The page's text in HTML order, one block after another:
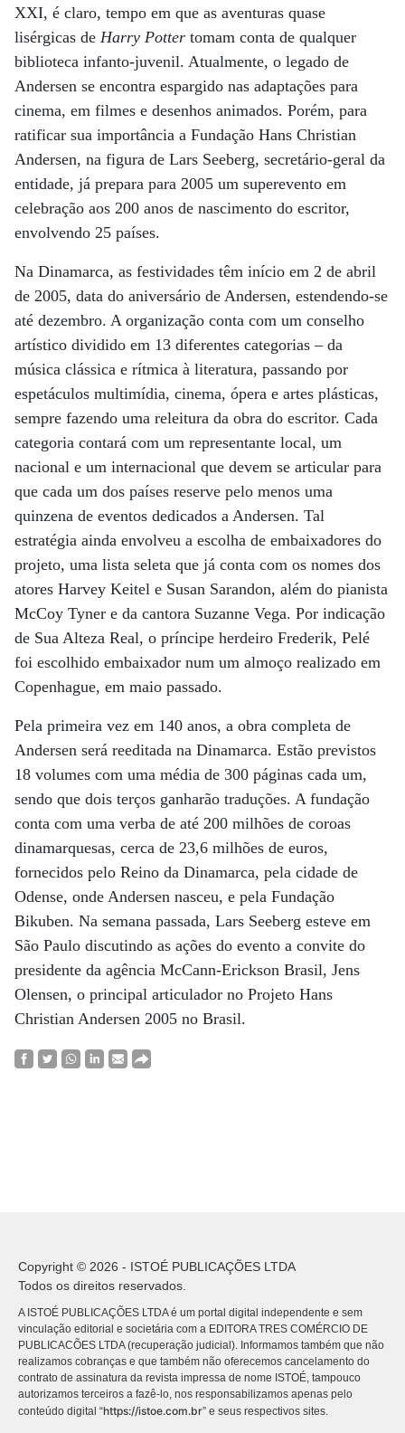
XXI, é claro, tempo em que as aventuras quase
lisérgicas de Harry Potter tomam conta de qualquer
biblioteca infanto-juvenil. Atualmente, o legado de
Andersen se encontra espargido nas adaptações para
cinema, em filmes e desenhos animados. Porém, para
ratificar sua importância a Fundação Hans Christian
Andersen, na figura de Lars Seeberg, secretário-geral da
entidade, já prepara para 2005 um superevento em
celebração aos 200 anos de nascimento do escritor,
envolvendo 25 países.
Na Dinamarca, as festividades têm início em 2 de abril
de 2005, data do aniversário de Andersen, estendendo-se
até dezembro. A organização conta com um conselho
artístico dividido em 13 diferentes categorias – da
música clássica e rítmica à literatura, passando por
espetáculos multimídia, cinema, ópera e artes plásticas,
sempre fazendo uma releitura da obra do escritor. Cada
categoria contará com um representante local, um
nacional e um internacional que devem se articular para
que cada um dos países reserve pelo menos uma
quinzena de eventos dedicados a Andersen. Tal
estratégia ainda envolveu a escolha de embaixadores do
projeto, uma lista seleta que já conta com os nomes dos
atores Harvey Keitel e Susan Sarandon, além do pianista
McCoy Tyner e da cantora Suzanne Vega. Por indicação
de Sua Alteza Real, o príncipe herdeiro Frederik, Pelé
foi escolhido embaixador num um almoço realizado em
Copenhague, em maio passado.
Pela primeira vez em 140 anos, a obra completa de
Andersen será reeditada na Dinamarca. Estão previstos
18 volumes com uma média de 300 páginas cada um,
sendo que dois terços ganharão traduções. A fundação
conta com uma verba de até 200 milhões de coroas
dinamarquesas, cerca de 23,6 milhões de euros,
fornecidos pelo Reino da Dinamarca, pela cidade de
Odense, onde Andersen nasceu, e pela Fundação
Bikuben. Na semana passada, Lars Seeberg esteve em
São Paulo discutindo as ações do evento a convite do
presidente da agência McCann-Erickson Brasil, Jens
Olensen, o principal articulador no Projeto Hans
Christian Andersen 2005 no Brasil.
Copyright © 2026 - ISTOÉ PUBLICAÇÕES LTDA
Todos os direitos reservados.
A ISTOÉ PUBLICAÇÕES LTDA é um portal digital independente e sem
vinculação editorial e societária com a EDITORA TRES COMÉRCIO DE
PUBLICACÕES LTDA (recuperação judicial). Informamos também que não
realizamos cobranças e que também não oferecemos cancelamento do
contrato de assinatura da revista impressa de nome ISTOÉ, tampouco
autorizamos terceiros a fazê-lo, nos responsabilizamos apenas pelo
conteúdo digital “https://istoe.com.br” e seus respectivos sites.